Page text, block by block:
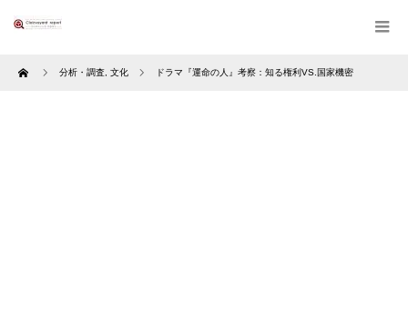
Home 分析・調査 文化 ドラマ『運命の人』考察：知る権利VS.国家機密